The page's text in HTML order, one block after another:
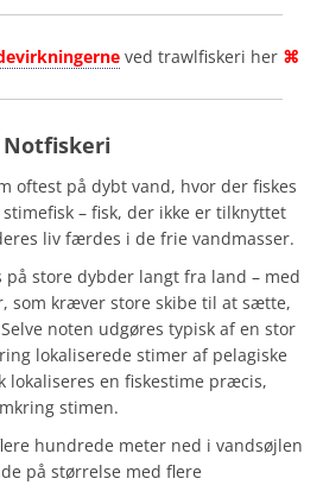
ved trawlfiskeri her ⌘
Notfiskeri
oftest på dybt vand, hvor der fiskes
– fisk, der ikke er tilknyttet
liv færdes i de frie vandmasser.
store dybder langt fra land – med
som kræver store skibe til at sætte,
noten udgøres typisk af en stor
lokaliserede stimer af pelagiske
lokaliseres en fiskestime præcis,
stimen.
hundrede meter ned i vandsøjlen
på størrelse med flere